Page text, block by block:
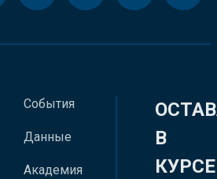
События
Данные
Академия
В
КУРСЕ